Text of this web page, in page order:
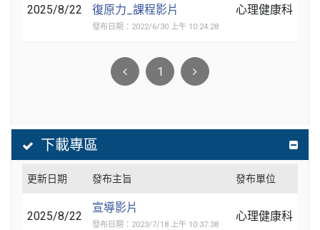
2025/8/22
復原力_課程影片
發布日期：2022/6/30 上午 10:24:28
心理健康科
1
下載專區
更新日期 發布主旨 發布單位
2025/8/22
宣導影片
發布日期：2023/7/18 上午 10:37:38
心理健康科